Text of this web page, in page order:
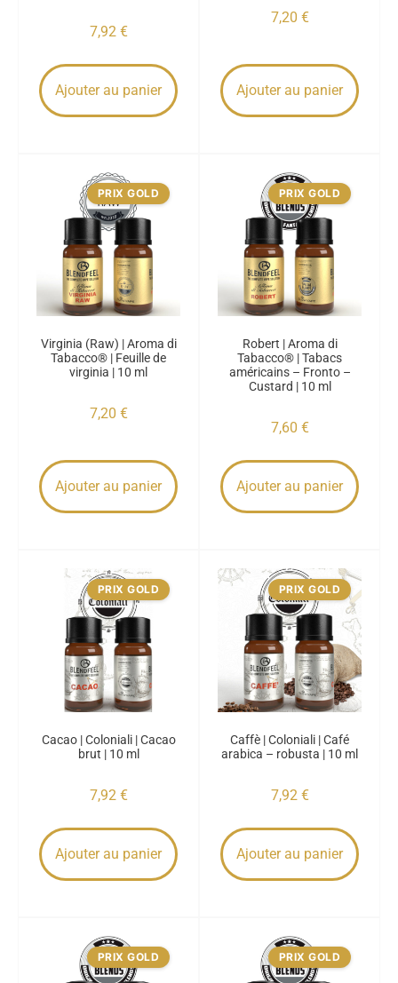
7,92 €
Ajouter au panier
7,20 €
Ajouter au panier
PRIX GOLD
Virginia (Raw) | Aroma di
Tabacco® | Feuille de
virginia | 10 ml
7,20 €
Ajouter au panier
PRIX GOLD
Robert | Aroma di
Tabacco® | Tabacs
américains – Fronto –
Custard | 10 ml
7,60 €
Ajouter au panier
PRIX GOLD
Cacao | Coloniali | Cacao
brut | 10 ml
7,92 €
Ajouter au panier
PRIX GOLD
Caffè | Coloniali | Café
arabica – robusta | 10 ml
7,92 €
Ajouter au panier
PRIX GOLD PRIX GOLD